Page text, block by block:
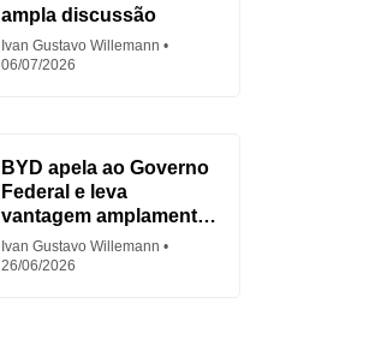
ampla discussão
Ivan Gustavo Willemann
06/07/2026
BYD apela ao Governo
Federal e leva
vantagem amplamente
criticada
Ivan Gustavo Willemann
26/06/2026